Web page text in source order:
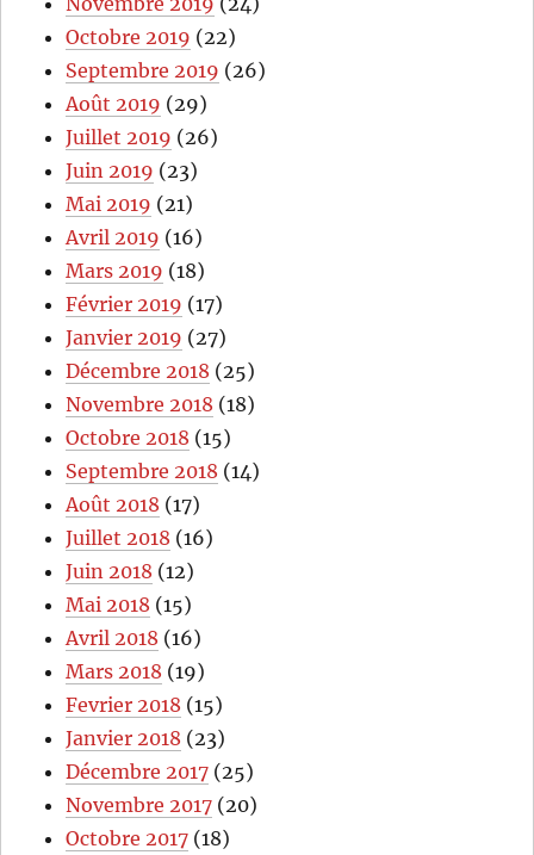
Octobre 2019 (22)
Septembre 2019 (26)
Août 2019 (29)
Juillet 2019 (26)
Juin 2019 (23)
Mai 2019 (21)
Avril 2019 (16)
Mars 2019 (18)
Février 2019 (17)
Janvier 2019 (27)
Décembre 2018 (25)
Novembre 2018 (18)
Octobre 2018 (15)
Septembre 2018 (14)
Août 2018 (17)
Juillet 2018 (16)
Juin 2018 (12)
Mai 2018 (15)
Avril 2018 (16)
Mars 2018 (19)
Fevrier 2018 (15)
Janvier 2018 (23)
Décembre 2017 (25)
Novembre 2017 (20)
Octobre 2017 (18)